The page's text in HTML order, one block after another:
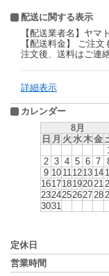
配送に関する表示
【配送業者名】ヤマ
【配送料金】 ご注
注文後、送料はご連
詳細表示
カレンダー
8月
日 月 火 水木金
1
2 3 4 5 6 7
9 10 11 1213 14
1617181920 21
2324252627 28
3031
定休日
営業時間